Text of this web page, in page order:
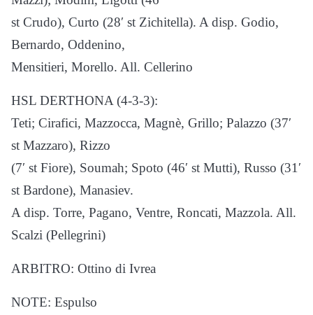
st Crudo), Curto (28′ st Zichitella). A disp. Godio,
Bernardo, Oddenino,
Mensitieri, Morello. All. Cellerino
HSL DERTHONA (4-3-3):
Teti; Cirafici, Mazzocca, Magnè, Grillo; Palazzo (37′
st Mazzaro), Rizzo
(7′ st Fiore), Soumah; Spoto (46′ st Mutti), Russo (31′
st Bardone), Manasiev.
A disp. Torre, Pagano, Ventre, Roncati, Mazzola. All.
Scalzi (Pellegrini)
ARBITRO: Ottino di Ivrea
NOTE: Espulso